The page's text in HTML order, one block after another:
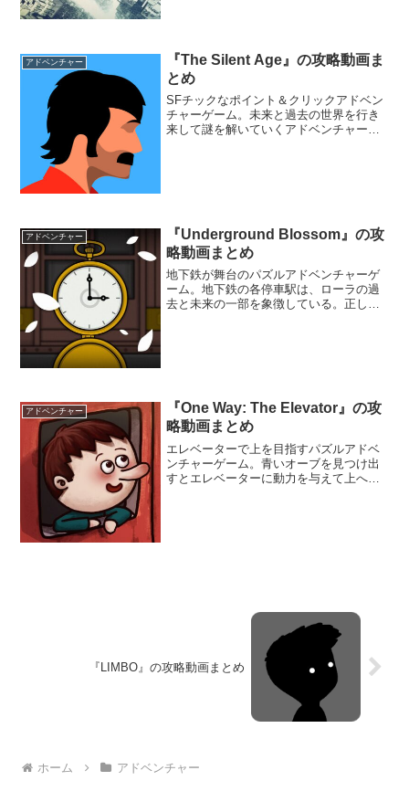
アドベンチャー
『The Silent Age』の攻略動画ま
とめ
SFチックなポイント＆クリックアドベン
チャーゲーム。未来と過去の世界を行き
来して謎を解いていくアドベンチャーゲ
アドベンチャー
『Underground Blossom』の攻
略動画まとめ
地下鉄が舞台のパズルアドベンチャーゲ
ーム。地下鉄の各停車駅は、ローラの過
去と未来の一部を象徴している。正しい
アドベンチャー
『One Way: The Elevator』の攻
略動画まとめ
エレベーターで上を目指すパズルアドベ
ンチャーゲーム。青いオーブを見つけ出
すとエレベーターに動力を与えて上へと
『LIMBO』の攻略動画まとめ
ホーム アドベンチャー